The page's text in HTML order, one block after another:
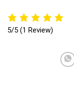
5/5 (1 Review)